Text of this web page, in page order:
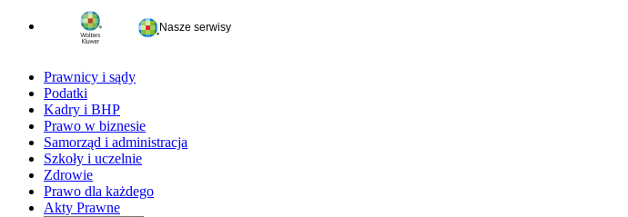
Nasze serwisy
Prawnicy i sądy
Podatki
Kadry i BHP
Prawo w biznesie
Samorząd i administracja
Szkoły i uczelnie
Zdrowie
Prawo dla każdego
Akty Prawne